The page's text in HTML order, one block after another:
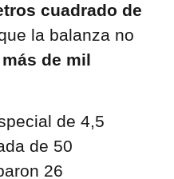
cuadrado de
la balanza no
de mil
de 4,5
de 50
26